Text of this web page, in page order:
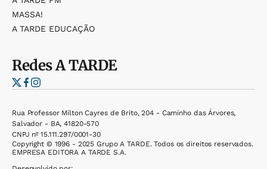
MASSA!
A TARDE EDUCAÇÃO
RedesA TARDE
Rua Professor Milton Cayres de Brito, 204 - Caminho das Árvores,
Salvador - BA, 41820-570
CNPJ nº 15.111.297/0001-30
Copyright © 1996 - 2025 Grupo A TARDE. Todos os direitos reservados.
EMPRESA EDITORA A TARDE S.A.